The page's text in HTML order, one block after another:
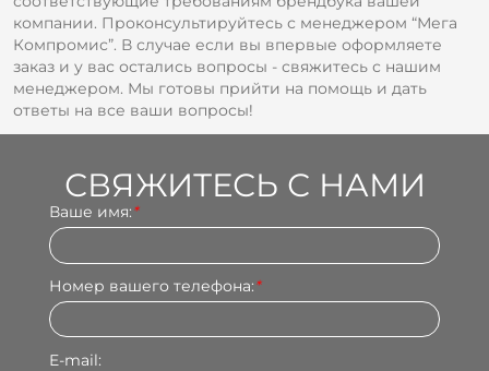
компании. Проконсультируйтесь с менеджером “Мега
Компромис”. В случае если вы впервые оформляете
заказ и у вас остались вопросы - свяжитесь с нашим
менеджером. Мы готовы прийти на помощь и дать
ответы на все ваши вопросы!
СВЯЖИТЕСЬ С НАМИ
Ваше имя:*
Номер вашего телефона:*
E-mail: